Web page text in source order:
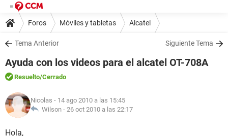
Foros Móviles y tabletas Alcatel
Tema Anterior Siguiente Tema
Ayuda con los videos para el alcatel OT-708A
Resuelto/Cerrado
Nicolas - 14 ago 2010 a las 15:45
Wilson - 26 oct 2010 a las 22:17
Hola,